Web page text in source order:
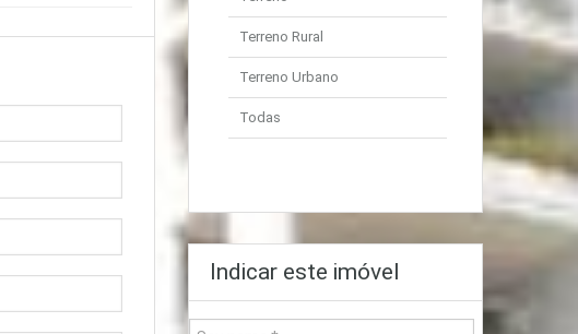
Terreno Rural
Terreno Urbano
Todas
Indicar este imóvel